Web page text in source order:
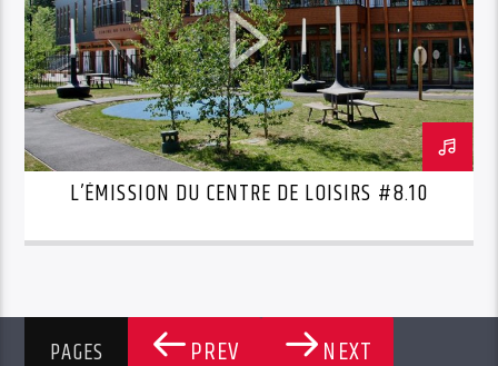
L’ÉMISSION DU CENTRE DE LOISIRS #8.10
PAGES PREV NEXT